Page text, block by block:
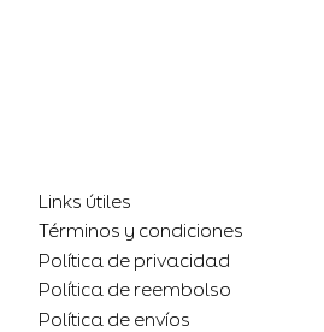
Links útiles
Términos y condiciones
Política de privacidad
Política de reembolso
Política de envíos